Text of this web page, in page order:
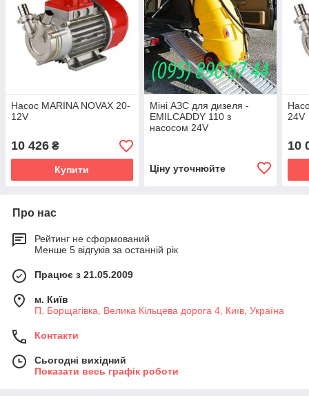
Насос MARINA NOVAX 20-
12V
10 426 ₴
Купити
Міні АЗС для дизеля -
EMILCADDY 110 з
насосом 24V
Ціну уточнюйте
24V
10
Про нас
Рейтинг не сформований
Менше 5 відгуків за останній рік
Працює з 21.05.2009
м. Київ
П. Борщагівка, Велика Кільцева дорога 4, Київ, Україна
Контакти
Сьогодні вихідний
Показати весь графік роботи